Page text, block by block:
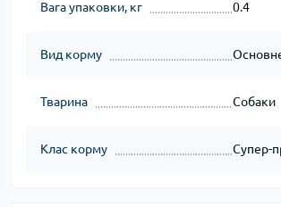
Вага упаковки, кг 0.4
Вид корму
Тварина Собаки
Клас корму Супер-